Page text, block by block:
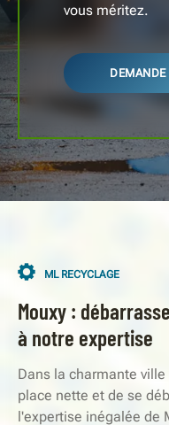
vous méritez.
DEMANDE
ML RECYCLAGE
Mouxy :
à notre expertise
Dans la charmante
place nette et de se
l'expertise inégalée de